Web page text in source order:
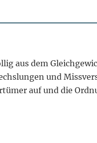
aus dem
und
auf und die